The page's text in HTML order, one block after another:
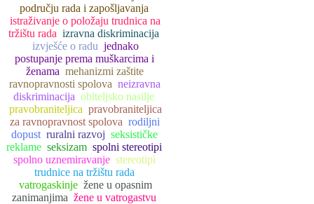
području rada i zapošljavanja
istraživanje o položaju trudnica na
tržištu rada izravna diskriminacija
izvješće o radu jednako
postupanje prema muškarcima i
ženama mehanizmi zaštite
ravnopravnosti spolova neizravna
diskriminacija obiteljsko nasilje
pravobraniteljica pravobraniteljica
za ravnopravnost spolova rodiljni
dopust ruralni razvoj seksističke
reklame seksizam spolni stereotipi
spolno uznemiravanje stereotipi
trudnice na tržištu rada
vatrogaskinje žene u opasnim
zanimanjima žene u vatrogastvu